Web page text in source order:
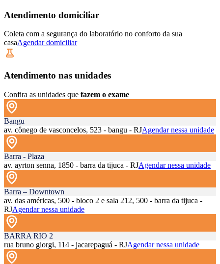
Atendimento domiciliar
Coleta com a segurança do laboratório no conforto da sua
casaAgendar domiciliar
Atendimento nas unidades
Confira as unidades que fazem o exame
Bangu
av. cônego de vasconcelos, 523 - bangu - RJAgendar nessa unidade
Barra - Plaza
av. ayrton senna, 1850 - barra da tijuca - RJAgendar nessa unidade
Barra – Downtown
av. das américas, 500 - bloco 2 e sala 212, 500 - barra da tijuca -
RJAgendar nessa unidade
BARRA RIO 2
rua bruno giorgi, 114 - jacarepaguá - RJAgendar nessa unidade